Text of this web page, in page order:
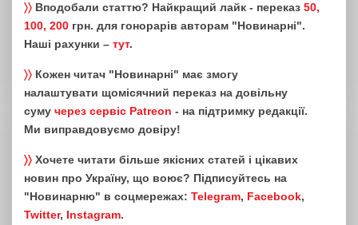
〉〉 Вподобали статтю? Найкращий лайк - переказ 50,
100, 200 грн. для гонорарів авторам "Новинарні".
Наші рахунки – тут.
〉〉 Кожен читач "Новинарні" має змогу
налаштувати щомісячний переказ на довільну
суму через сервіс Patreon - на підтримку редакції.
Ми виправдовуємо довіру!
〉〉 Хочете читати більше якісних статей і цікавих
новин про Україну, що воює? Підписуйтесь на
"Новинарню" в соцмережах: Telegram, Facebook,
Twitter, Instagram.